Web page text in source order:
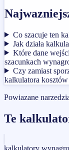
Co szacuje ten
Jak działa
Które dane
szacunkach
Czy zamiast
kalkulatora
Powiazane
Te